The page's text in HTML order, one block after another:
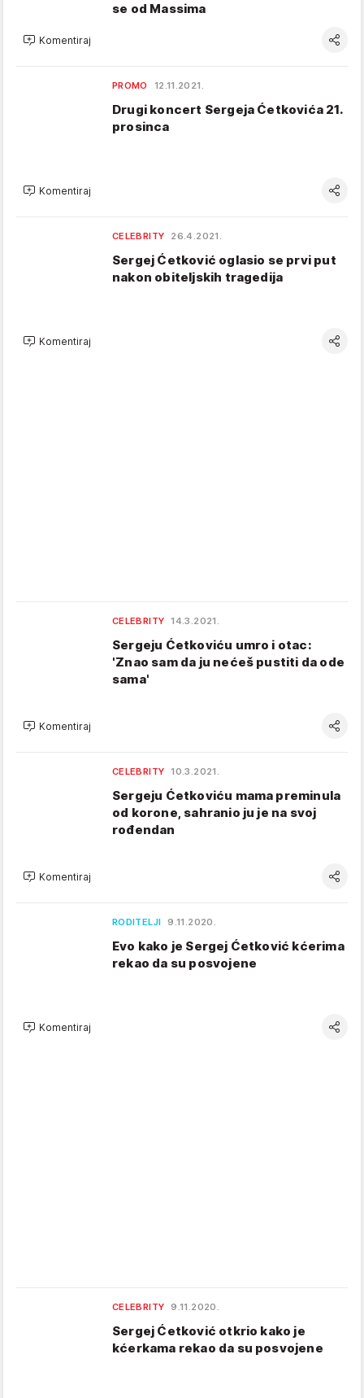
se od Massima
Komentiraj
PROMO 12.11.2021.
Drugi koncert Sergeja Ćetkovića 21.
prosinca
Komentiraj
CELEBRITY 26.4.2021.
Sergej Ćetković oglasio se prvi put
nakon obiteljskih tragedija
Komentiraj
CELEBRITY 14.3.2021.
Sergeju Ćetkoviću umro i otac:
'Znao sam da ju nećeš pustiti da ode
sama'
Komentiraj
CELEBRITY 10.3.2021.
Sergeju Ćetkoviću mama preminula
od korone, sahranio ju je na svoj
rođendan
Komentiraj
RODITELJI 9.11.2020.
Evo kako je Sergej Ćetković kćerima
rekao da su posvojene
Komentiraj
CELEBRITY 9.11.2020.
Sergej Ćetković otkrio kako je
kćerkama rekao da su posvojene